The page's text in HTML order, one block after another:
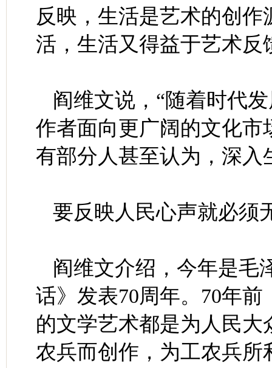
反映，生活是艺术的创
活，生活又得益于艺术反
阎维文说，“随着时代
作者面向更广阔的文化
有部分人甚至认为，深入
要反映人民心声就必须
阎维文介绍，今年是毛
话》发表70周年。70年
的文学艺术都是为人民
农兵而创作，为工农兵所